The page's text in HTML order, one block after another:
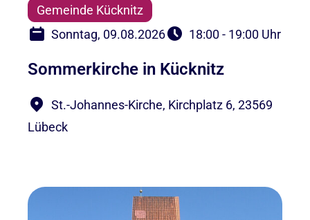
Gemeinde Kücknitz
Sonntag, 09.08.2026
18:00 - 19:00 Uhr
Sommerkirche in Kücknitz
St.-Johannes-Kirche, Kirchplatz 6, 23569
Lübeck